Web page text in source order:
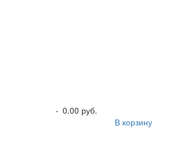
- 0.00 руб.
В корзину